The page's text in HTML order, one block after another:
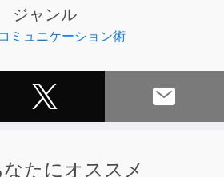
楽とともに英語を浴びるように聴
英語」作品一覧
ジャンル
ミュニケーション術
たにオススメ